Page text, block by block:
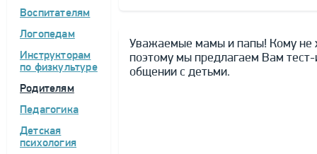
Воспитателям
Логопедам
Инструкторам
по физкультуре
Родителям
Педагогика
Детская
психология
Уважаемые мамы и папы! Кому не
поэтому мы предлагаем Вам
общении с детьми.